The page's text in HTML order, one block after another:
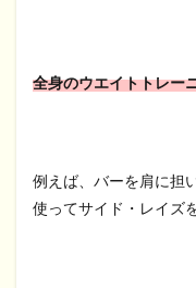
全身のウエイトトレー
例えば、バーを肩に担
使ってサイド・レイズ